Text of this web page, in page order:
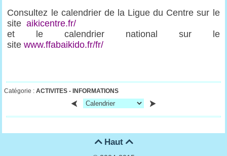
Consultez le calendrier de la Ligue du Centre sur le
siteaikicentre.fr/
et le calendrier national sur le
sitewww.ffabaikido.fr/fr/
Catégorie :ACTIVITES -INFORMATIONS
Haut 